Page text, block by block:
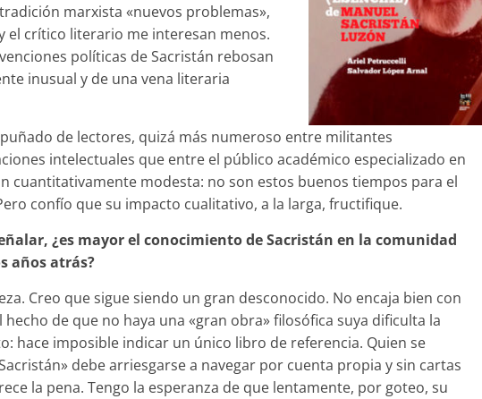
marxista «nuevos problemas»,
el crítico literario me interesan menos.
políticas de Sacristán rebosan
inusual y de una vena literaria
de lectores, quizá más numeroso entre militantes
intelectuales que entre el público académico especializado en
cuantitativamente modesta: no son estos buenos tiempos para el
confío que su impacto cualitativo, a la larga, fructifique.
¿es mayor el conocimiento de Sacristán en la comunidad
años atrás?
Creo que sigue siendo un gran desconocido. No encaja bien con
de que no haya una «gran obra» filosófica suya dificulta la
hace imposible indicar un único libro de referencia. Quien se
debe arriesgarse a navegar por cuenta propia y sin cartas
la pena. Tengo la esperanza de que lentamente, por goteo, su